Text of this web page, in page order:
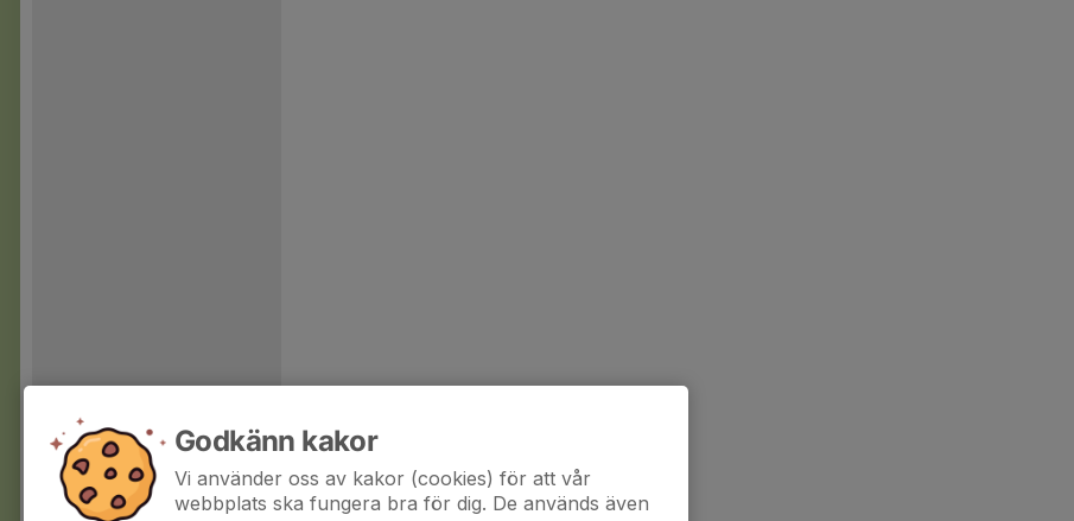
Godkänn kakor
Vi använder oss av kakor (cookies) för att vår
webbplats ska fungera bra för dig. De används även